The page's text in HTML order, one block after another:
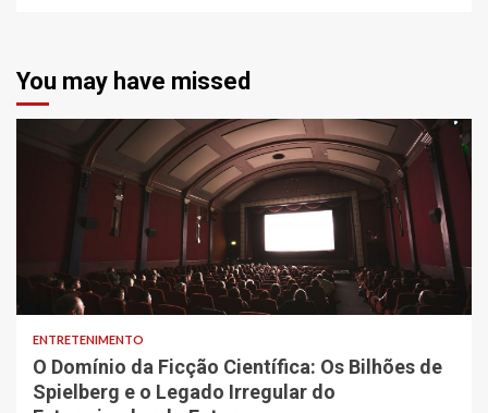
You may have missed
6 min read
ENTRETENIMENTO
O Domínio da Ficção Científica: Os Bilhões de
Spielberg e o Legado Irregular do